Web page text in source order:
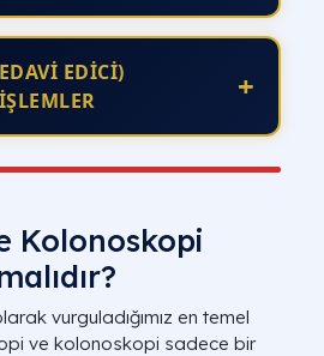
EDİCİ)
+
Kolonoskopi
vurguladığımız en temel
ve kolonoskopi sadece bir